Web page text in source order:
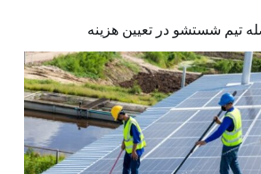
تیم شستشو در تعیین هزینه